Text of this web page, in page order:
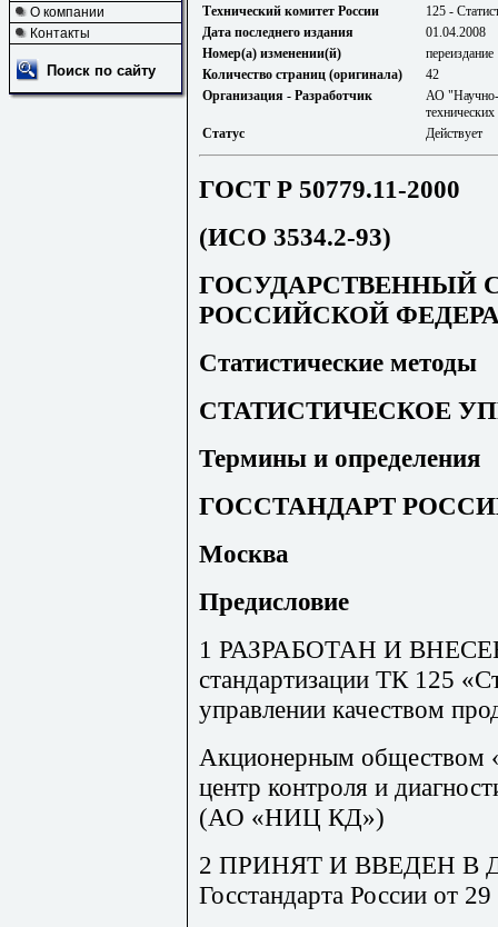
О компании
Контакты
Поиск по сайту
Технический комитет России
125 -
Дата последнего издания
01.04.2008
Номер(а) изменении(й)
переиздание
Количество страниц (оригинала)
42
Организация - Разработчик
АО "Научно-
Статус
Действует
ГОСТ Р 50779.11-2000
(ИСО 3534.2-93)
ГОСУДАРСТВЕННЫЙ
РОССИЙСКОЙ
Статистические методы
СТАТИСТИЧЕСКОЕ
Термины и определения
ГОССТАНДАРТ
Москва
Предисловие
1 РАЗРАБОТАН И ВНЕСЕН
стандартизации ТК 125
управлении качеством
Акционерным обществом
центр контроля и
(АО «НИЦ КД»)
2 ПРИНЯТ И ВВЕДЕН В
Госстандарта России от